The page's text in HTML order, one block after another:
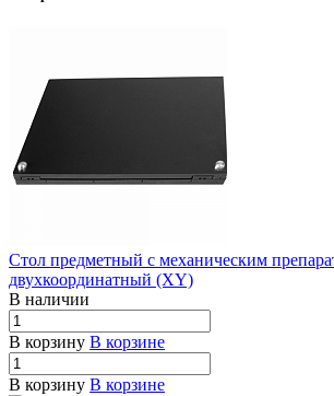
Стол предметный с механическим
двухкоординатный (XY)
В наличии
В корзину В корзине
В корзину В корзине